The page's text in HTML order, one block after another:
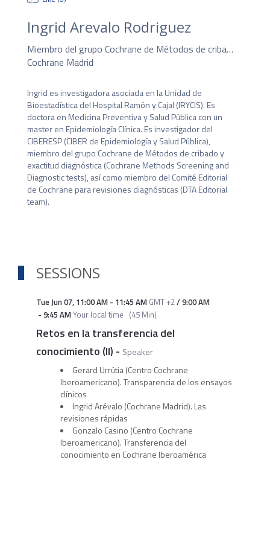
Ingrid Arevalo Rodriguez
Miembro del grupo Cochrane de Métodos de cribado y exactitud diagnóstica (Cochrane Methods Screening and Diagnostic tests), así como miembro del Co...
Cochrane Madrid
Ingrid es investigadora asociada en la Unidad de
Bioestadística del Hospital Ramón y Cajal (IRYCIS). Es
doctora en Medicina Preventiva y Salud Pública con un
master en Epidemiología Clínica. Es investigador del
CIBERESP (CIBER de Epidemiología y Salud Pública),
miembro del grupo Cochrane de Métodos de cribado y
exactitud diagnóstica (Cochrane Methods Screening and
Diagnostic tests), así como miembro del Comité Editorial
de Cochrane para revisiones diagnósticas (DTA Editorial
team).
SESSIONS
Tue Jun 07, 11:00 AM- 11:45 AM GMT +2/9:00 AM
- 9:45 AMYour local time (45 Min)
Retos en la transferencia del
conocimiento (II) - Speaker
Gerard Urrútia (Centro Cochrane
Iberoamericano). Transparencia de los ensayos
clínicos
Ingrid Arévalo (Cochrane Madrid). Las
revisiones rápidas
Gonzalo Casino (Centro Cochrane
Iberoamericano). Transferencia del
conocimiento en Cochrane Iberoamérica